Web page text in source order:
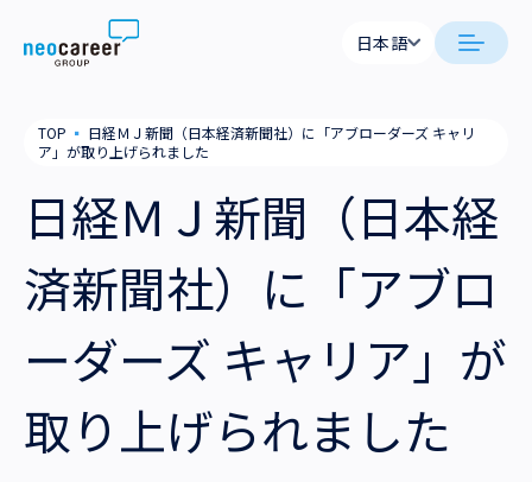
Skip to content
neocareer について
私たちの考え方
就労支援
業務支援
会社概要
拠点一覧
採用情報
日本語
TOP ▪ 日経ＭＪ新聞（日本経済新聞社）に「アブローダーズ キャリ
ア」が取り上げられました
日経ＭＪ新聞（日本経
済新聞社）に「アブロ
ーダーズ キャリア」が
取り上げられました